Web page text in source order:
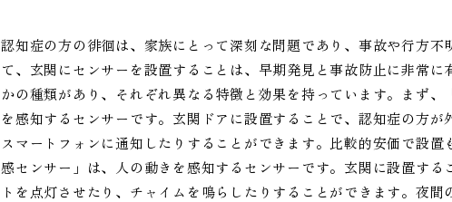
認知症の方の徘徊は、家族にとって深刻な問題であり、事故や行方
て、玄関にセンサーを設置することは、早期発見と事故防止に非常
かの種類があり、それぞれ異なる特徴と効果を持っています。まず
を感知するセンサーです。玄関ドアに設置することで、認知症の方が
スマートフォンに通知したりすることができます。比較的安価で設
感センサー」は、人の動きを感知するセンサーです。玄関に設置す
トを点灯させたり、チャイムを鳴らしたりすることができます。夜